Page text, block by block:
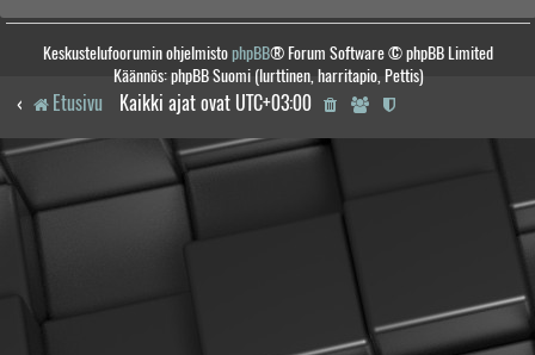
Keskustelufoorumin ohjelmistophpBB® Forum Software © phpBB Limited
Käännös: phpBB Suomi (lurttinen, harritapio, Pettis)
Etusivu Kaikki ajat ovat UTC+03:00